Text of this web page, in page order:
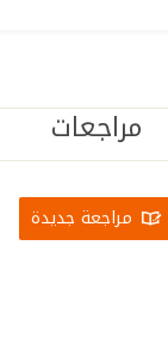
مراجعات
مراجعة جديدة